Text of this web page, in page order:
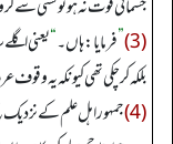
جسمانی قوت نہ ہو تو کسی سے
(3)
”فرمایا: ہاں۔“یعنی
بلکہ کر چکی تھی کیونکہ یہ
(4) جمہور اہل علم کے